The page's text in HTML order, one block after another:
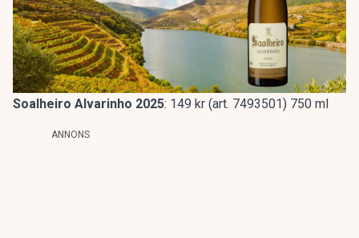
Soalheiro Alvarinho 2025: 149 kr (art. 7493501) 750 ml
ANNONS